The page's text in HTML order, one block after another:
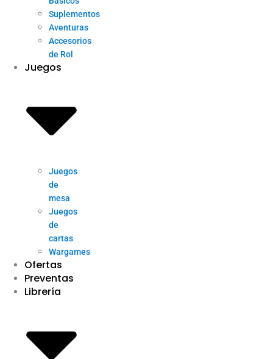
Suplementos
Aventuras
Accesorios
de Rol
Juegos
Juegos
de
mesa
Juegos
de
cartas
Wargames
Ofertas
Preventas
Librería